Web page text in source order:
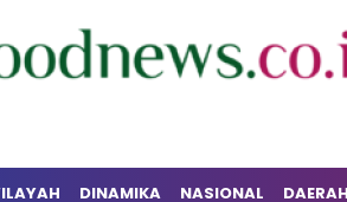
DINAMIKA NASIONAL DAERAH